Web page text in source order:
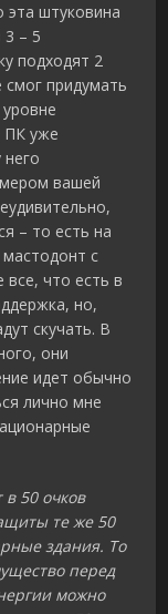
эта штуковина
– 5
подходят 2
смог придумать
ПК уже
вашей
– то есть на
с
что есть в
но,
скучать. В
они
идет обычно
лично мне
50 очков
те же 50
здания. То
перед
можно